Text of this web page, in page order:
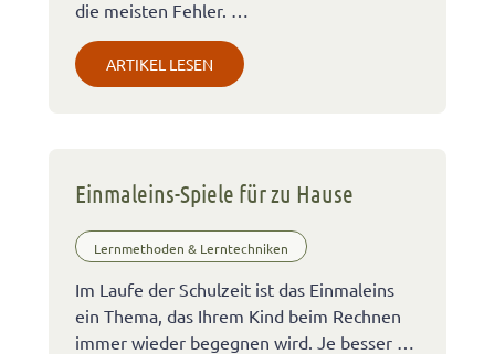
die meisten Fehler. …
ARTIKEL LESEN
Einmaleins-Spiele für zu Hause
Lernmethoden & Lerntechniken
Im Laufe der Schulzeit ist das Einmaleins
ein Thema, das Ihrem Kind beim Rechnen
immer wieder begegnen wird. Je besser …